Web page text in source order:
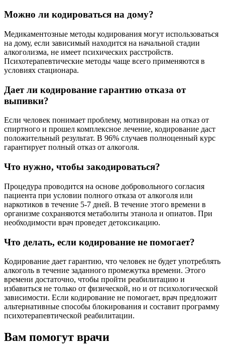
Можно ли кодироваться на дому?
Медикаментозные методы кодирования могут использоваться
на дому, если зависимый находится на начальной стадии
алкоголизма, не имеет психических расстройств.
Психотерапевтические методы чаще всего применяются в
условиях стационара.
Дает ли кодирование гарантию отказа от
выпивки?
Если человек понимает проблему, мотивирован на отказ от
спиртного и прошел комплексное лечение, кодирование даст
положительный результат. В 96% случаев полноценный курс
гарантирует полный отказ от алкоголя.
Что нужно, чтобы закодироваться?
Процедура проводится на основе добровольного согласия
пациента при условии полного отказа от алкоголя или
наркотиков в течение 5-7 дней. В течение этого времени в
организме сохраняются метаболиты этанола и опиатов. При
необходимости врач проведет детоксикацию.
Что делать, если кодирование не помогает?
Кодирование дает гарантию, что человек не будет употреблять
алкоголь в течение заданного промежутка времени. Этого
времени достаточно, чтобы пройти реабилитацию и
избавиться не только от физической, но и от психологической
зависимости. Если кодирование не помогает, врач предложит
альтернативные способы блокирования и составит программу
психотерапевтической реабилитации.
Вам помогут врачи